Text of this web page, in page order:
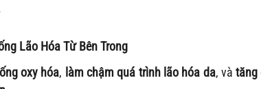
Lão Hóa Từ Bên Trong
oxy hóa, làm chậm quá trình lão hóa da, vàtăng